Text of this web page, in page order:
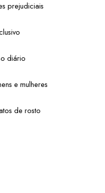
prejudiciais
diário
e mulheres
de rosto